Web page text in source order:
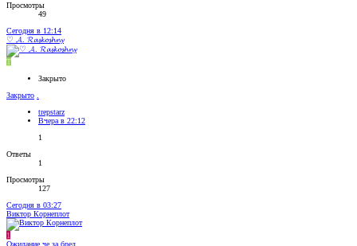
Просмотры
49
Сегодня в 12:14
♡︎ 𝓐. 𝓡𝓪𝓼𝓴𝓸𝓼𝓱𝓷𝔂
T
Закрыто
Закрыто .
trepstarz
Вчера в 22:12
1
Ответы
1
Просмотры
127
Сегодня в 03:27
Виктор Корнеплот
1
Ожидание че за бред